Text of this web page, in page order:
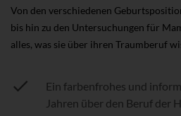
Von den verschiedenen
bis hin zu den Untersuchungen für
alles, was sie über ihren Traumberuf
Ein farbenfrohes und
Jahren über den Beruf der